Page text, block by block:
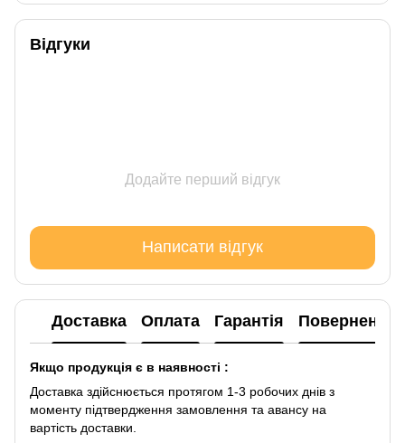
Відгуки
Додайте перший відгук
Написати відгук
Доставка Оплата Гарантія Повернення
Якщо продукція є в наявності :
Доставка здійснюється протягом 1-3 робочих днів з
моменту підтвердження замовлення та авансу на
вартість доставки.